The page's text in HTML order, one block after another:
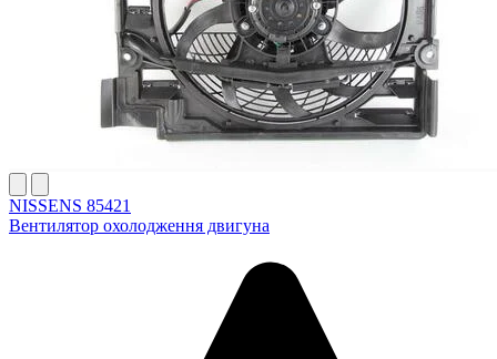
NISSENS 85421
Вентилятор охолодження двигуна